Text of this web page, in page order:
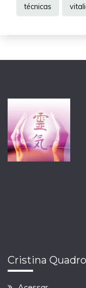
técnicas
Cristina